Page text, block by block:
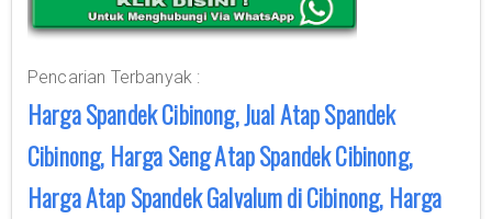
Pencarian Terbanyak :
Harga Spandek Cibinong, Jual Atap Spandek
Cibinong, Harga Seng Atap Spandek Cibinong,
Harga Atap Spandek Galvalum di Cibinong, Harga